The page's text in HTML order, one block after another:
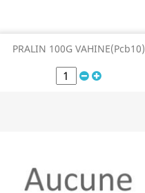
PRALIN 100G VAHINE(Pcb10)
 Aperçu rapide